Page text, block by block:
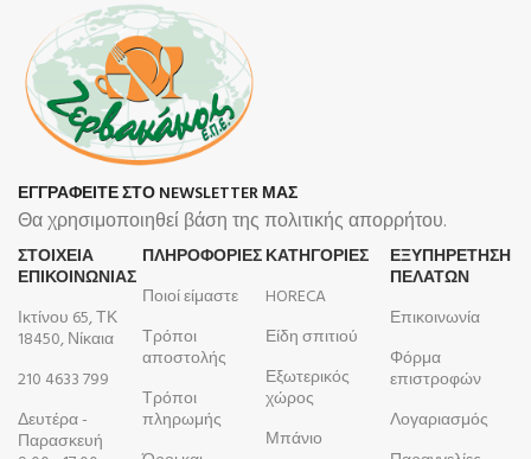
ΕΓΓΡΑΦΕΙΤΕ ΣΤΟ NEWSLETTER ΜΑΣ
Θα χρησιμοποιηθεί βάση της πολιτικής απορρήτου.
ΣΤΟΙΧΕΙΑ
ΕΠΙΚΟΙΝΩΝΙΑΣ
Ικτίνου 65, ΤΚ
18450, Νίκαια
210 4633 799
Δευτέρα -
Παρασκευή
ΠΛΗΡΟΦΟΡΊΕΣ
Ποιοί είμαστε
Τρόποι
αποστολής
Τρόποι
πληρωμής
ΚΑΤΗΓΟΡΙΕΣ
HORECA
Είδη σπιτιού
Εξωτερικός
χώρος
Μπάνιο
ΕΞΥΠΗΡΕΤΗΣΗ
ΠΕΛΑΤΩΝ
Επικοινωνία
Φόρμα
επιστροφών
Λογαριασμός